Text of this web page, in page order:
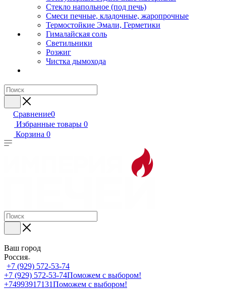
Стекло напольное (под печь)
Смеси печные, кладочные, жаропрочные
Термостойкие Эмали, Герметики
Гималайская соль
Светильники
Розжиг
Чистка дымохода
Сравнение0
Избранные товары 0
Корзина 0
Ваш город
Россия
+7 (929) 572-53-74
+7 (929) 572-53-74Поможем с выбором!
+74993917131Поможем с выбором!